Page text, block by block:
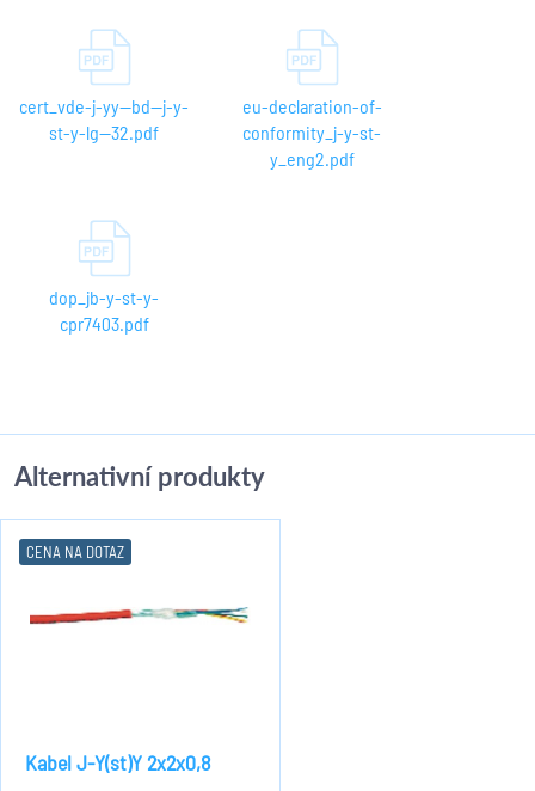
cert_vde-j-yy--bd--j-y-
st-y-lg--32.pdf
eu-declaration-of-
conformity_j-y-st-
y_eng2.pdf
dop_jb-y-st-y-
cpr7403.pdf
Alternativní produkty
CENA NA DOTAZ
Kabel J-Y(st)Y 2x2x0,8